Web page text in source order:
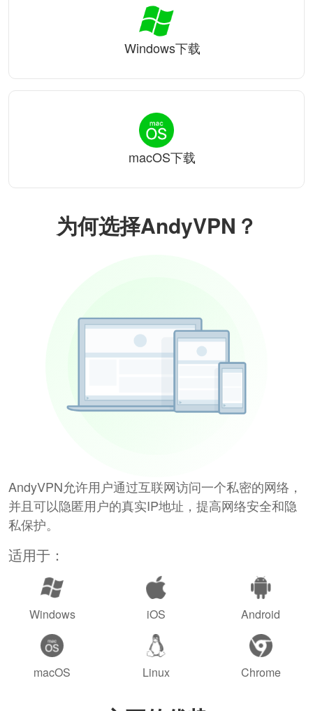
为何选择AndyVPN？
AndyVPN允许用户通过互联网访问一个私密的网络，
并且可以隐匿用户的真实IP地址，提高网络安全和隐
私保护。
适用于：
Windows iOS Android
macOS Linux Chrome
Windows下载
macOS下载